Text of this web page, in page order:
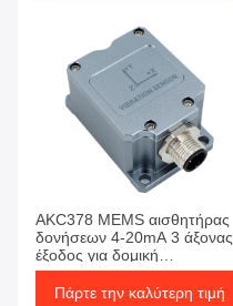
AKC378 MEMS αισθητήρας
δονήσεων 4-20mA 3 άξονας
έξοδος για δομική
παρακολούθηση
Πάρτε την καλύτερη τιμή